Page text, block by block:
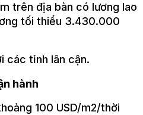
trên địa bàn có lương lao
tối thiểu 3.430.000
các tỉnh lân cận.
hành
100 USD/m2/thời